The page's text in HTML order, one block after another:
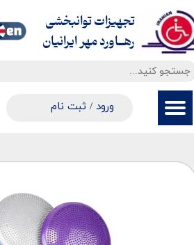
ورود / ثبت نام
حساب کاربری من
سفارشات
خروج از حساب کاربری
تجهیزات توانبخشی
​​​​​​​رهــاورد مهر ایرانیان